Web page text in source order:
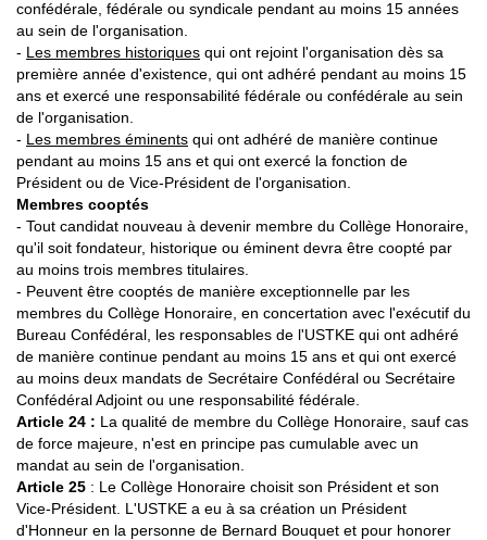
confédérale, fédérale ou syndicale pendant au moins 15 années
au sein de l'organisation.
- Les membres historiques qui ont rejoint l'organisation dès sa
première année d'existence, qui ont adhéré pendant au moins 15
ans et exercé une responsabilité fédérale ou confédérale au sein
de l'organisation.
- Les membres éminents qui ont adhéré de manière continue
pendant au moins 15 ans et qui ont exercé la fonction de
Président ou de Vice-Président de l'organisation.
Membres cooptés
- Tout candidat nouveau à devenir membre du Collège Honoraire,
qu'il soit fondateur, historique ou éminent devra être coopté par
au moins trois membres titulaires.
- Peuvent être cooptés de manière exceptionnelle par les
membres du Collège Honoraire, en concertation avec l'exécutif du
Bureau Confédéral, les responsables de l'USTKE qui ont adhéré
de manière continue pendant au moins 15 ans et qui ont exercé
au moins deux mandats de Secrétaire Confédéral ou Secrétaire
Confédéral Adjoint ou une responsabilité fédérale.
Article 24 : La qualité de membre du Collège Honoraire, sauf cas
de force majeure, n'est en principe pas cumulable avec un
mandat au sein de l'organisation.
Article 25 : Le Collège Honoraire choisit son Président et son
Vice-Président. L'USTKE a eu à sa création un Président
d'Honneur en la personne de Bernard Bouquet et pour honorer